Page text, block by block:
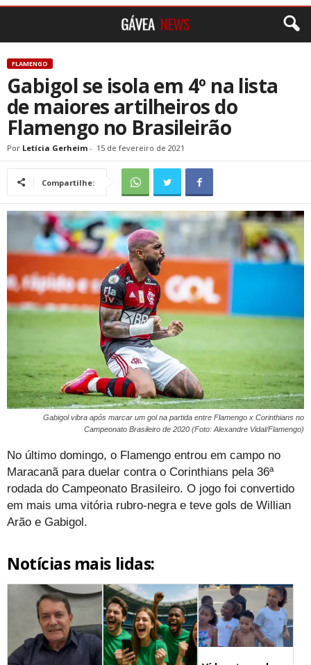
FLAMENGO
Gabigol se isola em 4º na lista
de maiores artilheiros do
Flamengo no Brasileirão
Por Letícia Gerheim - 15 de fevereiro de 2021
Compartilhe:
Gabigol vibra após marcar um gol na partida entre Flamengo x Corinthians no
Campeonato Brasileiro de 2020 (Foto: Alexandre Vidal/Flamengo)
No último domingo, o Flamengo entrou em campo no
Maracanã para duelar contra o Corinthians pela 36ª
rodada do Campeonato Brasileiro. O jogo foi convertido
em mais uma vitória rubro-negra e teve gols de Willian
Arão e Gabigol.
Notícias mais lidas: